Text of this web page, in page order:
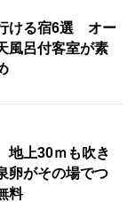
ける宿6選 オー
風呂付客室が素
上30ｍも吹き
卵がその場でつ
料